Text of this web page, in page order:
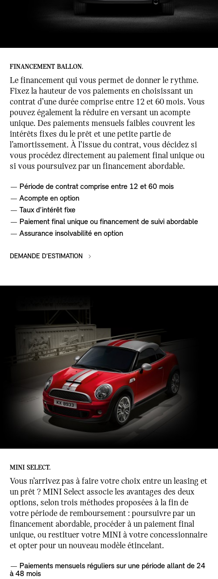
FINANCEMENT BALLON.
Le financement qui vous permet de donner le rythme.
Fixez la hauteur de vos paiements en choisissant un
contrat d’une durée comprise entre 12 et 60 mois. Vous
pouvez également la réduire en versant un acompte
unique. Des paiements mensuels faibles couvrent les
intérêts fixes du le prêt et une petite partie de
l’amortissement. À l’issue du contrat, vous décidez si
vous procédez directement au paiement final unique ou
si vous poursuivez par un financement abordable.
Période de contrat comprise entre 12 et 60 mois
Acompte en option
Taux d’intérêt fixe
Paiement final unique ou financement de suivi abordable
Assurance insolvabilité en option
DEMANDE D’ESTIMATION
MINI SELECT.
Vous n’arrivez pas à faire votre choix entre un leasing et
un prêt ? MINI Select associe les avantages des deux
options, selon trois méthodes proposées à la fin de
votre période de remboursement : poursuivre par un
financement abordable, procéder à un paiement final
unique, ou restituer votre MINI à votre concessionnaire
et opter pour un nouveau modèle étincelant.
Paiements mensuels réguliers sur une période allant de 24
à 48 mois